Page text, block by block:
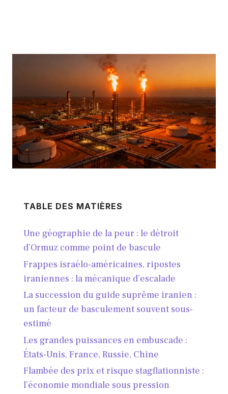
TABLE DES MATIÈRES
Une géographie de la peur : le détroit
d’Ormuz comme point de bascule
Frappes israélo-américaines, ripostes
iraniennes : la mécanique d’escalade
La succession du guide suprême iranien :
un facteur de basculement souvent sous-
estimé
Les grandes puissances en embuscade :
États-Unis, France, Russie, Chine
Flambée des prix et risque stagflationniste :
l’économie mondiale sous pression